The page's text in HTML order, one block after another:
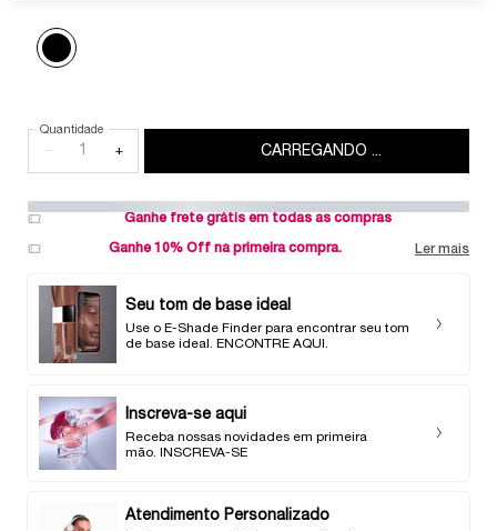
Selected
01 BIG IS THE NEW BLACK, 1 of 1
−
Quantidade
+ CARREGANDO ...
Ganhe frete grátis em todas as compras
Ganhe 10% Off na primeira compra. Ler mais
Seu tom de base ideal
Use o E-Shade Finder para encontrar seu tom
de base ideal. ENCONTRE AQUI.
Inscreva-se aqui
Receba nossas novidades em primeira
mão. INSCREVA-SE
Atendimento Personalizado